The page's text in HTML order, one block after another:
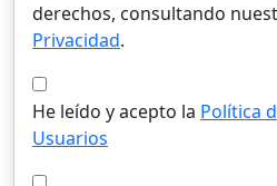
derechos, consultando
Privacidad.
He leído y acepto la Política
Usuarios